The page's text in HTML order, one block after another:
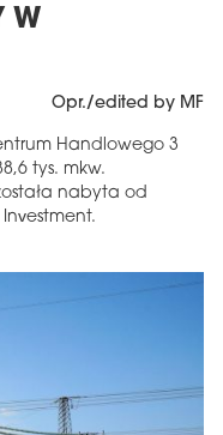
W
Opr./edited by MF
Handlowego 3
tys. mkw.
nabyta od